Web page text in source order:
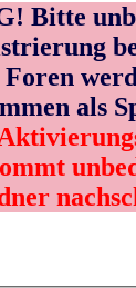
Bitte
als